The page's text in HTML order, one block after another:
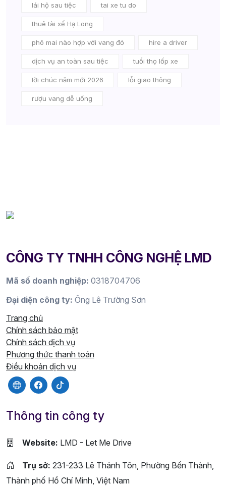
lái hộ sau tiệc tai xe tu do
thuê tài xế Hạ Long
phô mai nào hợp với vang đỏ hire a driver
dịch vụ an toàn sau tiệc tuổi thọ lốp xe
lời chúc năm mới 2026 lỗi giao thông
rượu vang dễ uống
CÔNG TY TNHH CÔNG NGHỆ LMD
Mã số doanh nghiệp: 0318704706
Đại diện công ty: Ông Lê Trường Sơn
Trang chủ
Chính sách bảo mật
Chính sách dịch vụ
Phương thức thanh toán
Điều khoản dịch vụ
Thông tin công ty
Website: LMD - Let Me Drive
Trụ sở: 231-233 Lê Thánh Tôn, Phường Bến Thành,
Thành phố Hồ Chí Minh, Việt Nam